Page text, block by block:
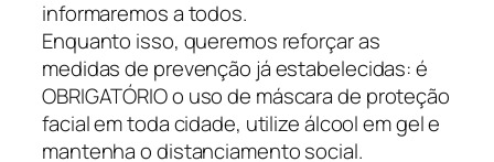
informaremos a todos.
Enquanto isso, queremos reforçar as
medidas de prevenção já estabelecidas: é
OBRIGATÓRIO o uso de máscara de proteção
facial em toda cidade, utilize álcool em gel e
mantenha o distanciamento social.